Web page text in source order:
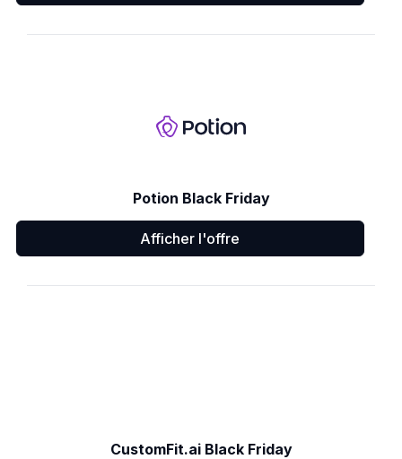
Potion Black Friday
Afficher l'offre
CustomFit.ai Black Friday